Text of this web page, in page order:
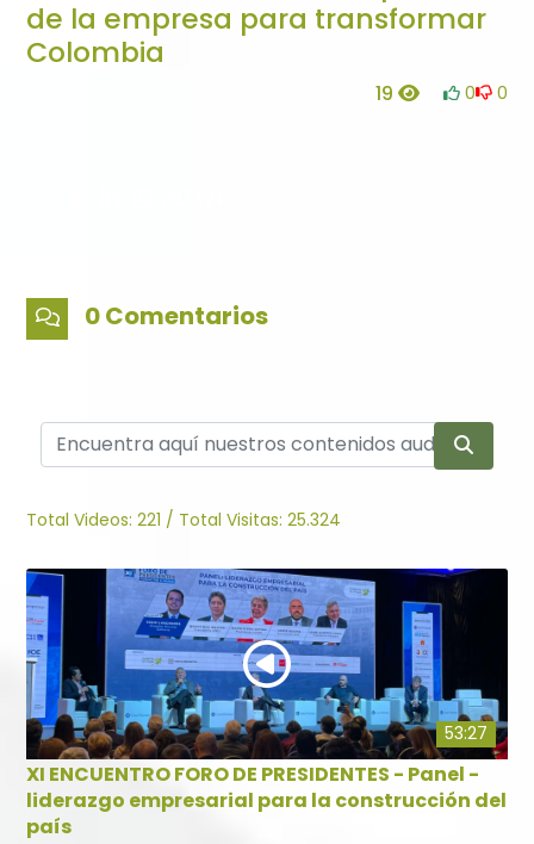
de la empresa para transformar
Colombia
19 0 0
0 Comentarios
Total Videos: 221 / Total Visitas: 25.324
53:27
XI ENCUENTRO FORO DE PRESIDENTES - Panel -
liderazgo empresarial para la construcción del
país